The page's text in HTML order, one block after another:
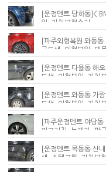
[운정덴트 당하동]<
원, 자차보험수리
[파주외형복원 와동
금도색, 외형복원, 대
[운정덴트 다율동 해
도색, 외형복원, 자차
[운정덴트 와동동 가
도색, 외형복원, 자차
[파주운정덴트 야당
찌그러짐, 녹제거, 판
[운정덴트 목동동 산
색, 스텝교환, 자차보